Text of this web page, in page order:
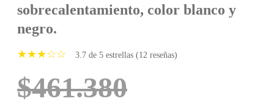
sobrecalentamiento, color blanco y
negro.
★★★☆☆ 3.7 de 5 estrellas (12 reseñas)
$461.380